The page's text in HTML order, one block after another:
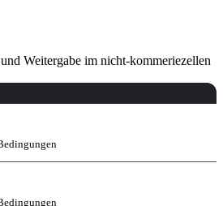
Weitergabe im nicht-kommeriezellen